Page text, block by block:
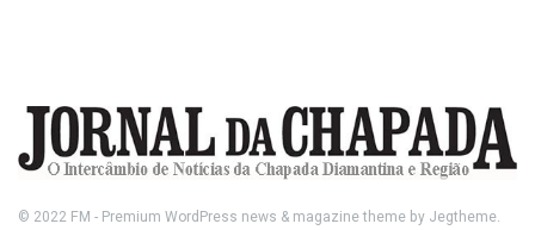
© 2022 FM - Premium WordPress news & magazine theme by Jegtheme.